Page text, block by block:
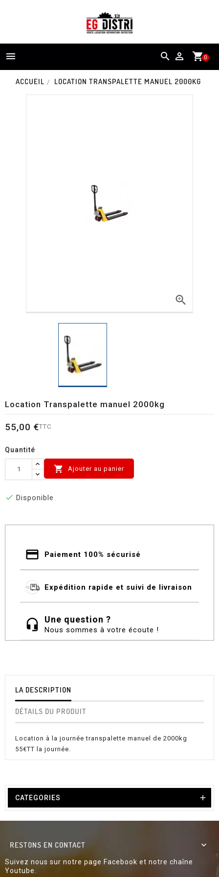
shopping_cart0
 
ACCUEIL LOCATION TRANSPALETTE MANUEL 2000KG

Location Transpalette manuel 2000kg
55,00 €TTC
Quantité
 Ajouter au panier
 Disponible
Paiement 100% sécurisé
Expédition rapide et suivi de livraison
Une question ?
Nous sommes à votre écoute !
LA DESCRIPTION
DÉTAILS DU PRODUIT
Location à la journée transpalette manuel de 2000kg
55€TT la journée.
CATEGORIES 
RESTONS EN CONTACT 
Suivez nous sur notre page Facebook et notre chaîne
Youtube.